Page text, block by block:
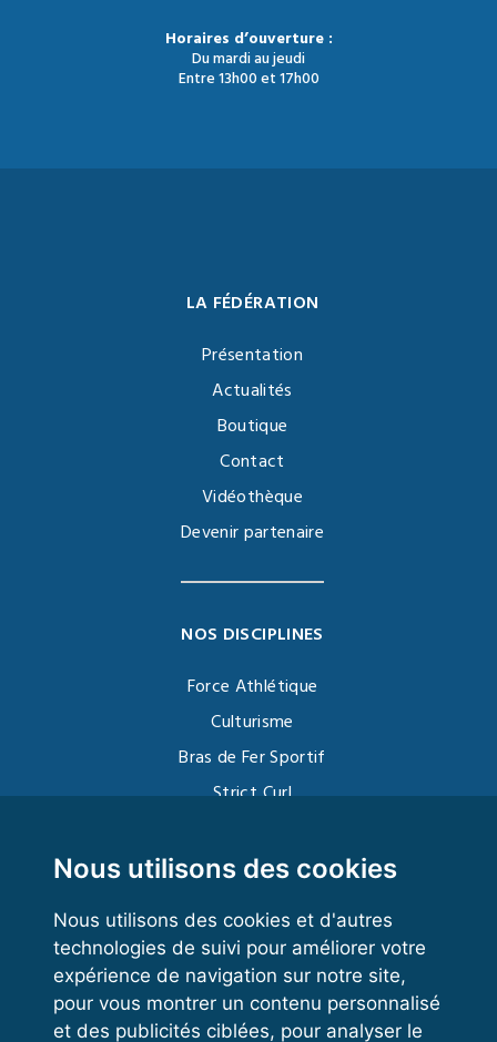
Nous utilisons des cookies
Nous utilisons des cookies et d'autres
technologies de suivi pour améliorer votre
expérience de navigation sur notre site,
pour vous montrer un contenu personnalisé
et des publicités ciblées, pour analyser le
Horaires d’ouverture :
Du mardi au jeudi
Entre 13h00 et 17h00
LA FÉDÉRATION
Présentation
Actualités
Boutique
Contact
Vidéothèque
Devenir partenaire
NOS DISCIPLINES
Force Athlétique
Culturisme
Bras de Fer Sportif
Strict Curl
Kettlebell
VOS ESPACES
Espace dirigeant